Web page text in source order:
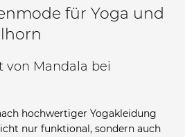
für Yoga und
von Mandala bei
hochwertiger Yogakleidung
nur funktional, sondern auch